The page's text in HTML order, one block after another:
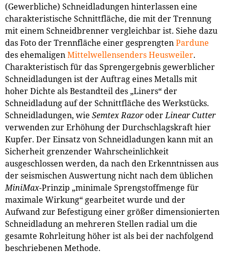
(Gewerbliche) Schneidladungen hinterlassen eine
charakteristische Schnittfläche, die mit der Trennung
mit einem Schneidbrenner vergleichbar ist. Siehe dazu
das Foto der Trennfläche einer gesprengtenPardune
des ehemaligenMittelwellensenders Heusweiler.
Charakteristisch für das Sprengergebnis gewerblicher
Schneidladungen ist der Auftrag eines Metalls mit
hoher Dichte als Bestandteil des „Liners“ der
Schneidladung auf der Schnittfläche des Werkstücks.
Schneidladungen, wie Semtex RazoroderLinear Cutter
verwenden zur Erhöhung der Durchschlagskraft hier
Kupfer. Der Einsatz von Schneidladungen kann mit an
Sicherheit grenzender Wahrscheinlichkeit
ausgeschlossen werden, da nach den Erkenntnissen aus
der seismischen Auswertung nicht nach dem üblichen
MiniMax-Prinzip „minimale Sprengstoffmenge für
maximale Wirkung“ gearbeitet wurde und der
Aufwand zur Befestigung einer größer dimensionierten
Schneidladung an mehreren Stellen radial um die
gesamte Rohrleitung höher ist als bei der nachfolgend
beschriebenen Methode.